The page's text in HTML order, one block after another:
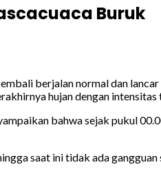
Buruk
berjalan normal dan
hujan dengan
bahwa sejak pukul
saat ini tidak ada